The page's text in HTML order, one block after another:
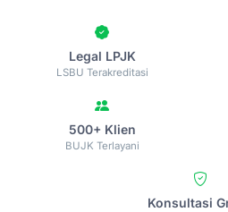
Legal LPJK
LSBU Terakreditasi
500+ Klien
BUJK Terlayani
Konsultasi